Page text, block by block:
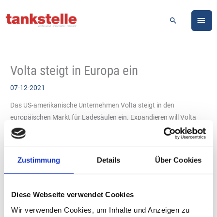
Zustimmung Details Über Cookies
Diese Webseite verwendet Cookies
Wir verwenden Cookies, um Inhalte und Anzeigen zu
Inhalt
Suchen
Volta steigt in Europa ein
07-12-2021
Das US-amerikanische Unternehmen Volta steigt in den
europäischen Markt für Ladesäulen ein. Expandieren will Volta
zunächst nach Deutschland, Schweiz, Österreich und Frankreich.
Branchenpionier den Einzelhandel und die Immobilienbranche
problemloses Laden, für die Standortpartner trügen die